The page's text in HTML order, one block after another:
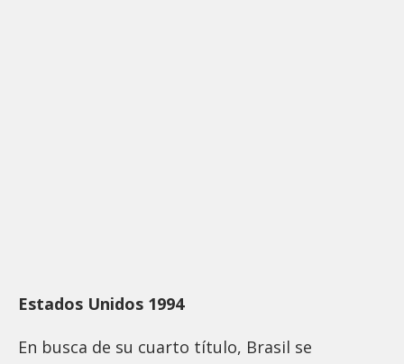
Estados Unidos 1994
En busca de su cuarto título, Brasil se